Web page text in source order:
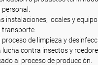
instalaciones, locales y
transporte.
proceso de limpieza y
lucha contra insectos y
al proceso de producción.